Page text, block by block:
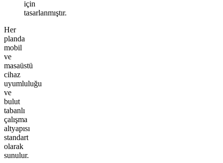
için
tasarlanmıştır.
Her
planda
mobil
ve
masaüstü
cihaz
uyumluluğu
ve
bulut
tabanlı
çalışma
altyapısı
standart
olarak
sunulur.